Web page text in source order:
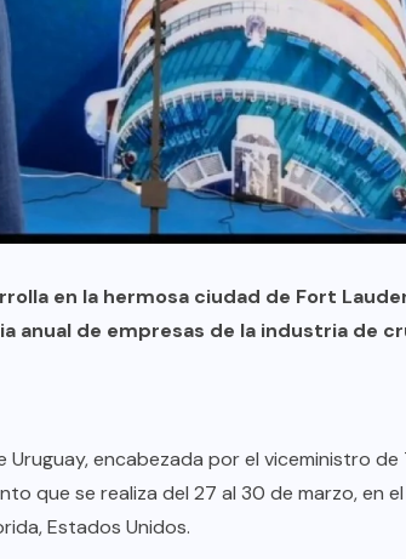
en la hermosa ciudad de Fort
anual de empresas de la industria de
encabezada por el viceministro de
que se realiza del 27 al 30 de marzo, en
Estados Unidos.